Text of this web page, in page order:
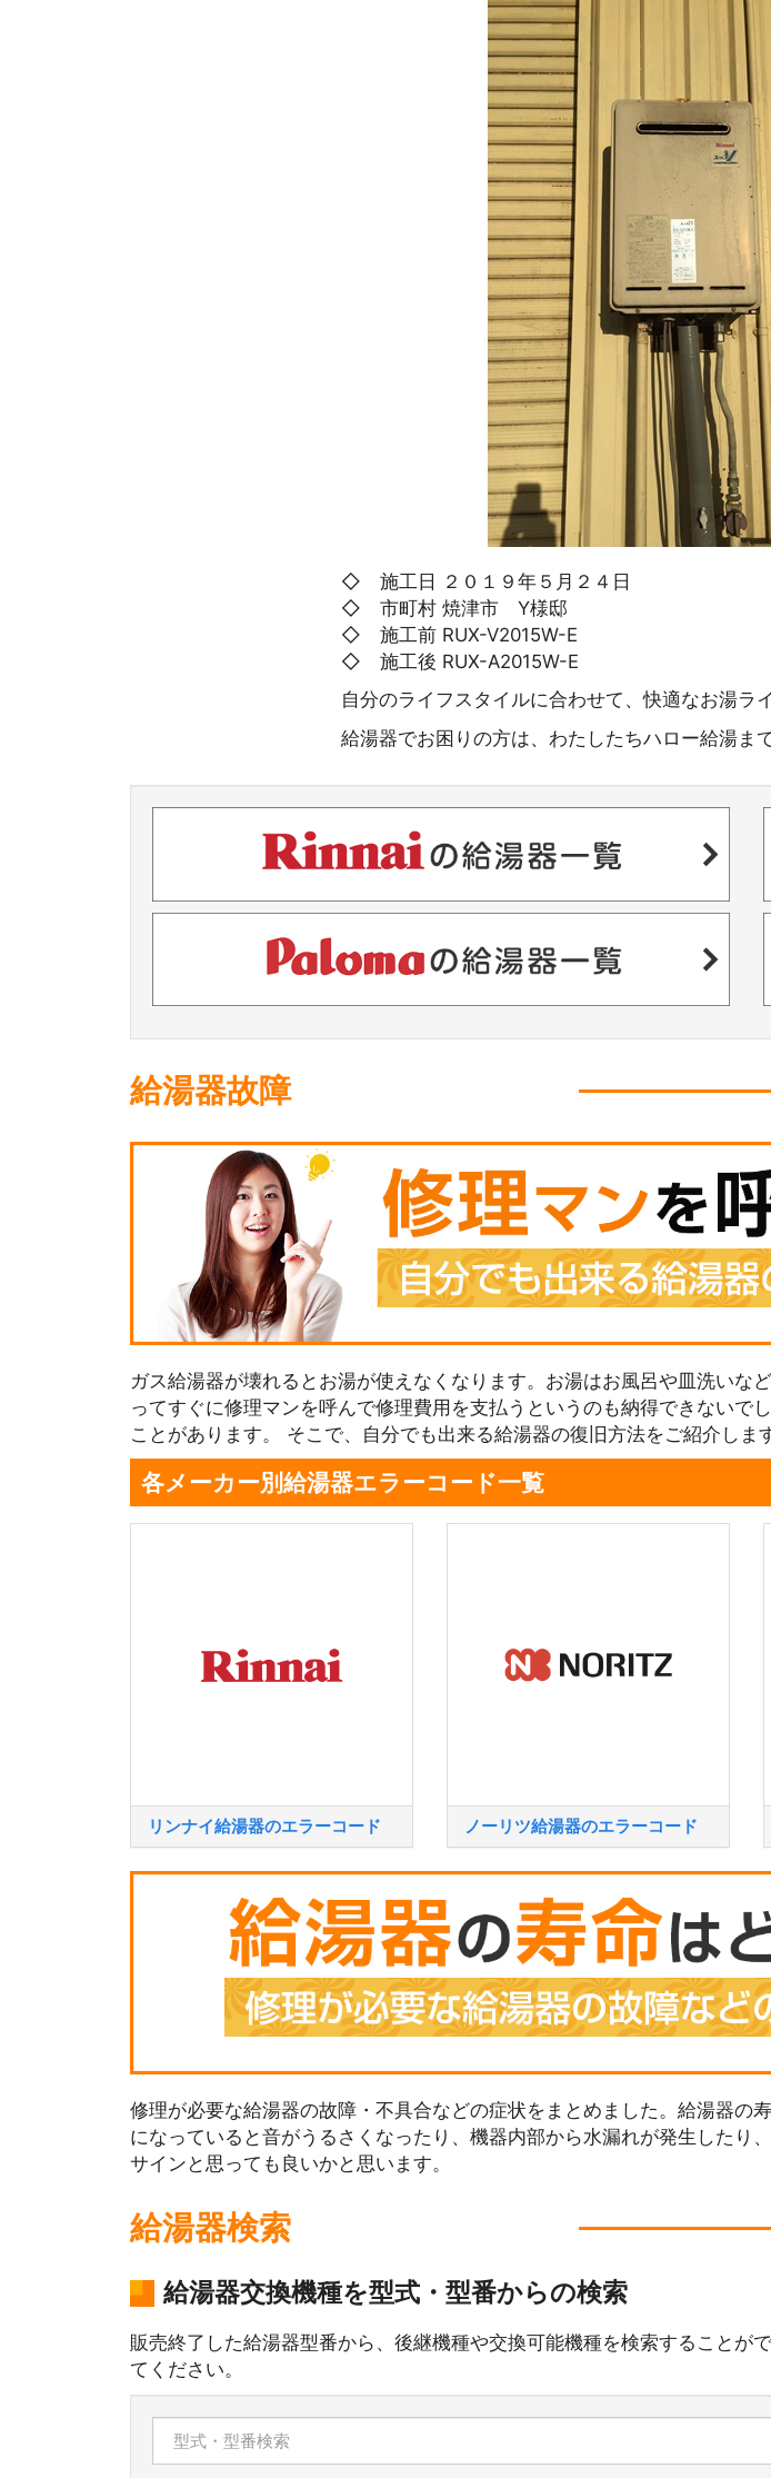
◇ 施工日 ２０１９年５月２４日
◇ 市町村 焼津市 Y様邸
◇ 施工前 RUX-V2015W-E
◇ 施工後 RUX-A2015W-E
自分のライフスタイルに合わせて、快適なお湯ラ
給湯器でお困りの方は、わたしたちハロー給湯ま
給湯器故障
ガス給湯器が壊れるとお湯が使えなくなります。お湯はお風呂や皿洗い
ってすぐに修理マンを呼んで修理費用を支払うというのも納得できない
ことがあります。 そこで、自分でも出来る給湯器の復旧方法をご紹介しま
各メーカー別給湯器エラーコード一覧
リンナイ給湯器のエラーコード ノーリツ給湯器のエラーコード
修理が必要な給湯器の故障・不具合などの症状をまとめました。給湯器の
になっていると音がうるさくなったり、機器内部から水漏れが発生した
サインと思っても良いかと思います。
給湯器検索
給湯器交換機種を型式・型番からの検索
販売終了した給湯器型番から、後継機種や交換可能機種を検索すること
てください。